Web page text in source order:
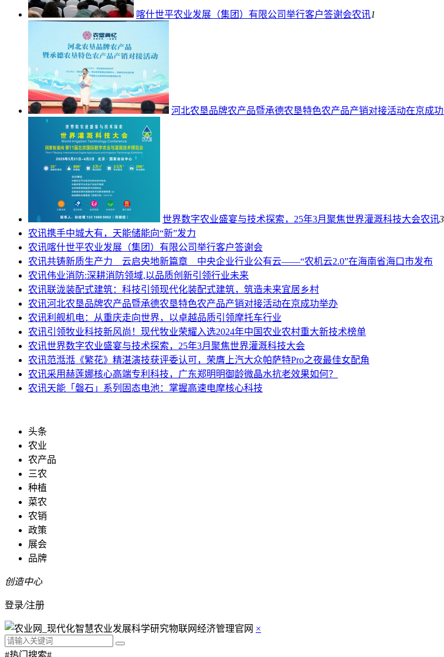
喀什世平农业发展（集团）有限公司举行客户答谢会农讯1
河北农垦品牌农产品暨承德农垦特色农产品产销对接活动在京成
世界数字农业盛宴与技术探索，25年3月聚焦世界灌溉科技大会农讯3
农讯携手中城大有，天能储能向“新”发力
农讯喀什世平农业发展（集团）有限公司举行客户答谢会
农讯共铸新质生产力 云启央地新篇章 中央企业行业公有云——“农机云2.0”在海南省海口市发布
农讯伟业消防:深耕消防领域,以品质创新引领行业未来
农讯联泷装配式建筑：科技引领现代化装配式建筑，筑造未来宜居乡村
农讯河北农垦品牌农产品暨承德农垦特色农产品产销对接活动在京成功举办
农讯利舰机电：从重庆走向世界，以卓越品质引领摩托车行业
农讯引领牧业科技新风尚！现代牧业荣耀入选2024年中国农业农村重大新技术榜单
农讯世界数字农业盛宴与技术探索，25年3月聚焦世界灌溉科技大会
农讯范湉湉《繁花》精湛演技获评委认可，荣膺上汽大众帕萨特Pro之夜最佳女配角
农讯采用赫莲娜核心高端专利科技，广东郑明明御龄微晶水抗老效果如何？
农讯天能「磐石」系列固态电池：掌握高速电摩核心科技
头条
农业
农产品
三农
种植
菜农
农销
政策
展会
品牌
创造中心
登录/注册
×